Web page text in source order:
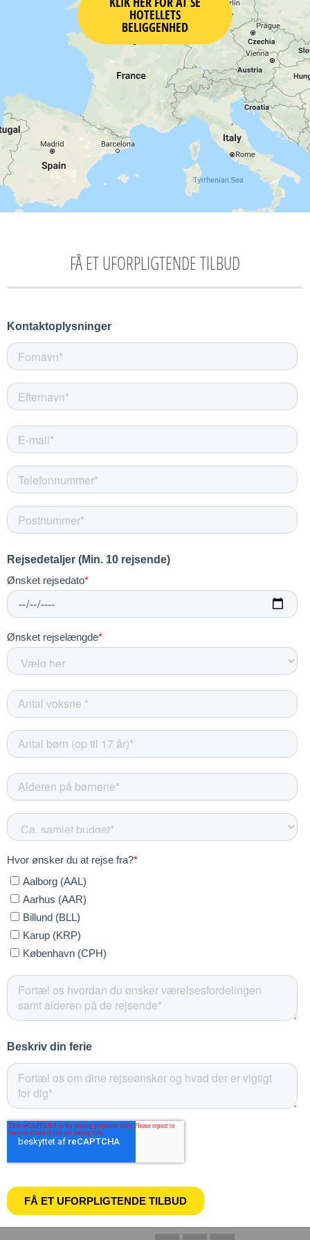
HOTELLETS
BELIGGENHED
FÅ ET UFORPLIGTENDE TILBUD